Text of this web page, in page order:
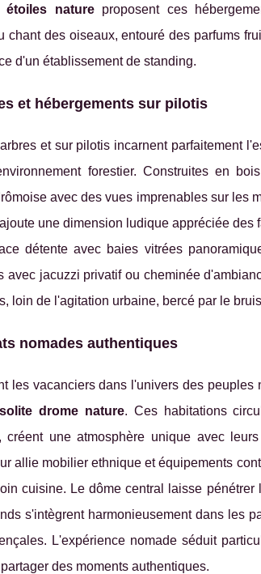
étoiles natureproposent ces
chant des oiseaux, entouré des parfums
d'un établissement de standing.
et hébergements sur pilotis
et sur pilotis incarnent parfaitement
forestier. Construites en
avec des vues imprenables sur les
une dimension ludique appréciée
détente avec baies vitrées
avec jacuzzi privatif ou cheminée
loin de l'agitation urbaine, bercé par le
nomades authentiques
les vacanciers dans l'univers des
drome nature. Ces habitations
créent une atmosphère unique avec
allie mobilier ethnique et équipements
cuisine. Le dôme central laisse
s'intègrent harmonieusement dans les
L'expérience nomade séduit
des moments authentiques.